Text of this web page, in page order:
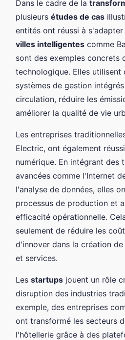
Dans le cadre de la
plusieurs études de cas
entités ont réussi à
villes intelligentes comme
sont des exemples concrets
technologique. Elles utilisent
systèmes de gestion
circulation, réduire les
améliorer la qualité de vie
Les entreprises
Electric, ont également
numérique. En intégrant des
avancées comme l'Internet
l'analyse de données, elles
processus de production et
efficacité opérationnelle.
seulement de réduire les
d'innover dans la création
et services.
Les startups jouent un rôle
disruption des industries
exemple, des entreprises
ont transformé les secteurs
l'hôtellerie grâce à des